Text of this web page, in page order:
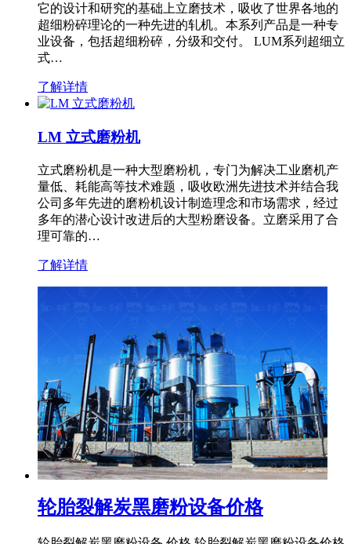
它的设计和研究的基础上立磨技术，吸收了世界各地的
超细粉碎理论的一种先进的轧机。本系列产品是一种专
业设备，包括超细粉碎，分级和交付。 LUM系列超细立
式…
了解详情
LM 立式磨粉机
立式磨粉机是一种大型磨粉机，专门为解决工业磨机产
量低、耗能高等技术难题，吸收欧洲先进技术并结合我
公司多年先进的磨粉机设计制造理念和市场需求，经过
多年的潜心设计改进后的大型粉磨设备。立磨采用了合
理可靠的…
了解详情
轮胎裂解炭黑磨粉设备价格